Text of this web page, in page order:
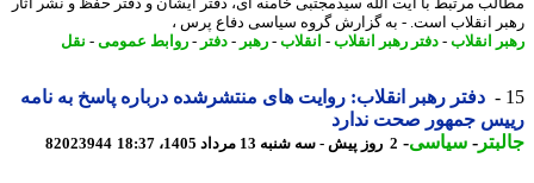
مرتبط با آیت الله سیدمجتبی خامنه ای، دفتر ایشان و دفتر حفظ و نشر آثار
انقلاب است. - به گزارش گروه سیاسی دفاع پرس ،
انقلاب-دفتر رهبر انقلاب-انقلاب-رهبر -دفتر -روابط عمومی-نقل
دفتر رهبر انقلاب: روایت های منتشرشده درباره پاسخ به نامه
جمهور صحت ندارد
-سیاسی-2 روز پیش - سه شنبه 13 مرداد 1405، 18:37 82023944